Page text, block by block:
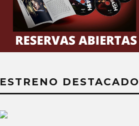
ESTRENO DESTACADO